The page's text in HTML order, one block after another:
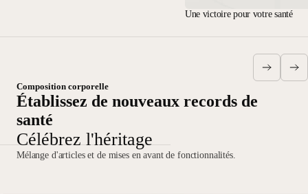
Une victoire pour votre santé
Composition corporelle
Établissez de nouveaux records de
santé
Célébrez l'héritage
Mélange d'articles et de mises en avant de fonctionnalités.